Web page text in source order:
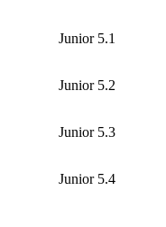
Junior 5.1
Junior 5.2
Junior 5.3
Junior 5.4